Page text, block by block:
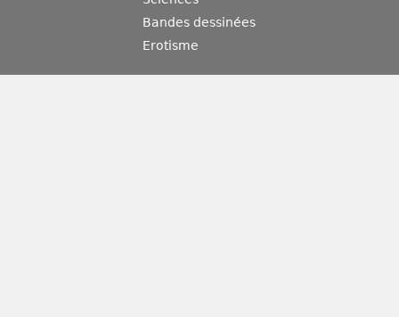
Bandes dessinées
Erotisme